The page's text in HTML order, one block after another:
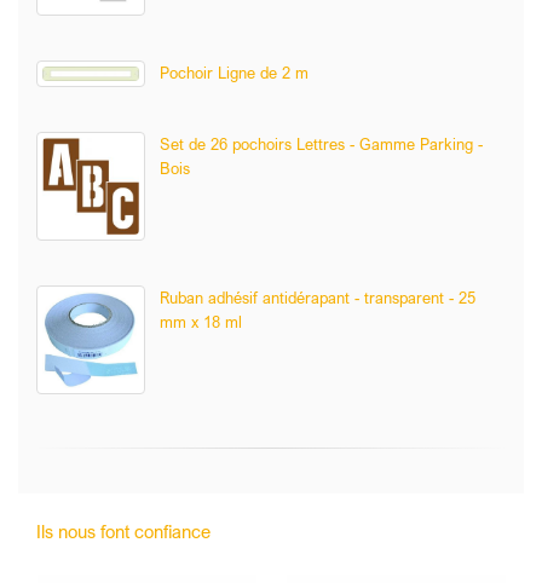
Pochoir Ligne de 2 m
Set de 26 pochoirs Lettres - Gamme Parking -
Bois
Ruban adhésif antidérapant - transparent - 25
mm x 18 ml
Ils nous font confiance